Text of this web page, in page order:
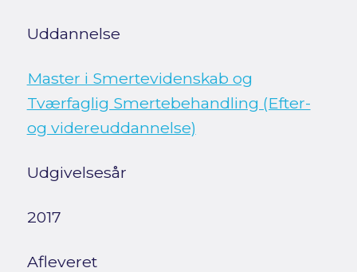
Uddannelse
Master i Smertevidenskab og
Tværfaglig Smertebehandling (Efter-
og videreuddannelse)
Udgivelsesår
2017
Afleveret